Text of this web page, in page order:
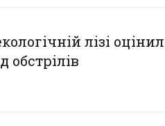
лізі
обстрілів